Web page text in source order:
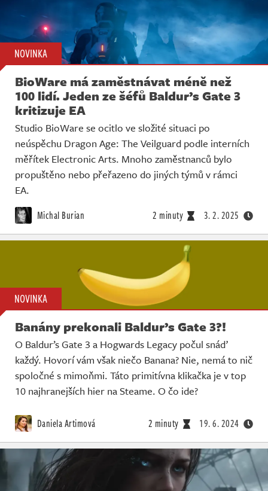
NOVINKA
BioWare má zaměstnávat méně než
100 lidí. Jeden ze šéfů Baldur’s Gate 3
kritizuje EA
Studio BioWare se ocitlo ve složité situaci po
neúspěchu Dragon Age: The Veilguard podle interních
měřítek Electronic Arts. Mnoho zaměstnanců bylo
propuštěno nebo přeřazeno do jiných týmů v rámci
EA.
Michal Burian 2 minuty 3. 2. 2025
NOVINKA
Banány prekonali Baldur’s Gate 3?!
O Baldur’s Gate 3 a Hogwards Legacy počul snáď
každý. Hovorí vám však niečo Banana? Nie, nemá to nič
spoločné s mimoňmi. Táto primitívna klikačka je v top
10 najhranejších hier na Steame. O čo ide?
Daniela Artimová 2 minuty 19. 6. 2024